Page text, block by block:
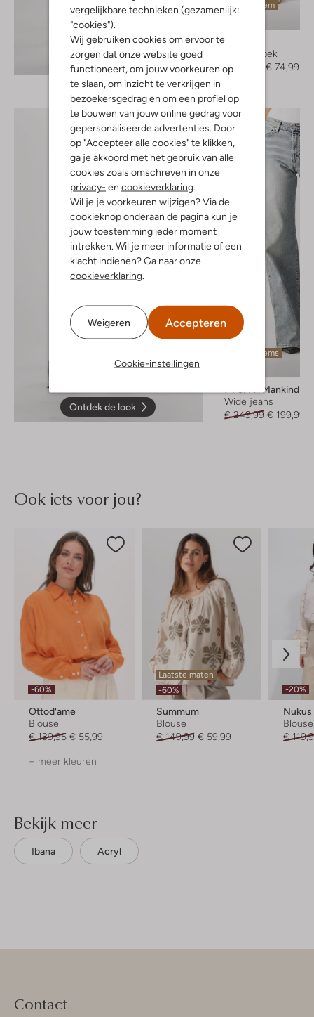
vergelijkbare technieken (gezamenlijk:
"cookies").
Wij gebruiken cookies om ervoor te
zorgen dat onze website goed
functioneert, om jouw voorkeuren op
te slaan, om inzicht te verkrijgen in
bezoekersgedrag en om een profiel op
te bouwen van jouw online gedrag voor
gepersonaliseerde advertenties. Door
op "Accepteer alle cookies" te klikken,
ga je akkoord met het gebruik van alle
cookies zoals omschreven in onze
privacy- en cookieverklaring.
Wil je je voorkeuren wijzigen? Via de
cookieknop onderaan de pagina kun je
jouw toestemming ieder moment
intrekken. Wil je meer informatie of een
klacht indienen? Ga naar onze
cookieverklaring.
Weigeren Accepteren
Cookie-instellingen
Ontdek de look
Laatste item
Ibana
Wijde broek
€ 149,99
€ 74,99
Ontdek de look
Laatste items
7 For All Mankind
Wide jeans
€ 249,99 € 199,99
Ook iets voor jou?
-60%
Ottod'ame
Blouse
€ 139,95 € 55,99
+ meer kleuren
Laatste maten
-60%
Summum
Blouse
€ 149,99 € 59,99
-20%
Nukus
Blouse
€
Bekijk meer
Ibana Acryl
Contact